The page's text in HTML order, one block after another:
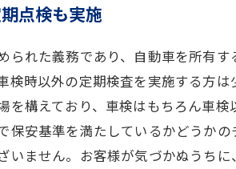
点検も実施
られた義務であり、自動車を所有
検時以外の定期検査を実施する方
を構えており、車検はもちろん車
保安基準を満たしているかどうか
いません。お客様が気づかぬうち